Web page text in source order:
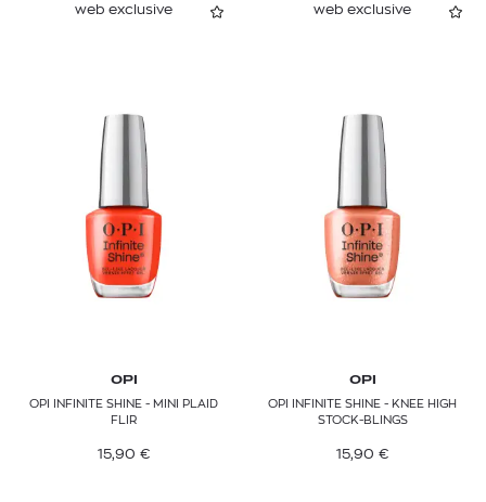
web exclusive
OPI
OPI INFINITE SHINE - MINI PLAID
FLIR
15,90 €
web exclusive
OPI
OPI INFINITE SHINE - KNEE HIGH
STOCK-BLINGS
15,90 €